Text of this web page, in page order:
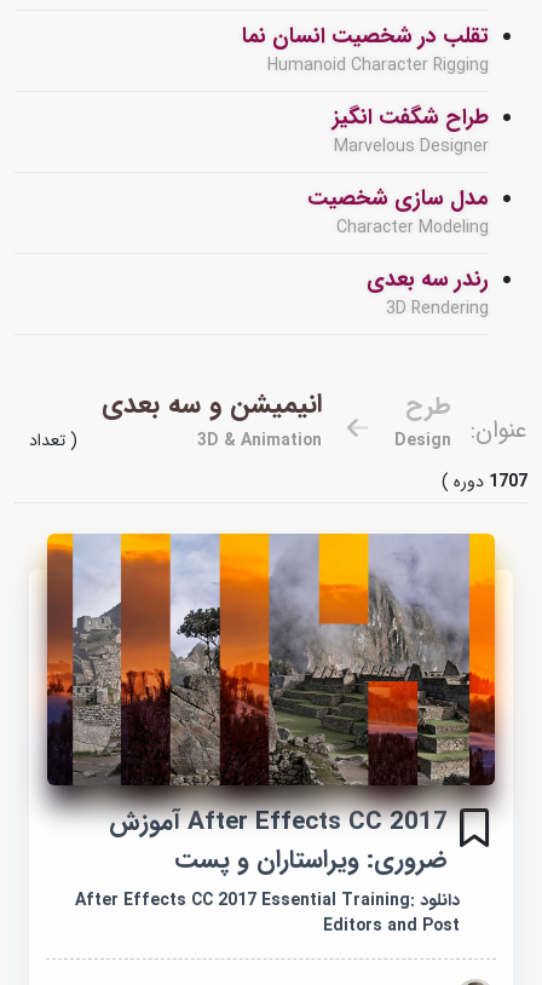
تقلب در شخصیت انسان نما
Humanoid Character Rigging
طراح شگفت انگیز
Marvelous Designer
مدل سازی شخصیت
Character Modeling
رندر سه بعدی
3D Rendering
عنوان:
طرح
Design
انیمیشن و سه بعدی
3D & Animation
( تعداد
1707 دوره )
After Effects CC 2017 آموزش
ضروری: ویراستاران و پست
دانلود After Effects CC 2017 Essential Training:
Editors and Post